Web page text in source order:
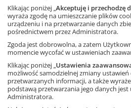
Książka
Edukacja wczesnoszkolna,szkoła
ISBN: 978-83-8118-526-4
Inni klienci
Dowiedz się
Klikając poniżej „Akceptuję i przechodzę
wyraża zgodę na umieszczanie plików
urządzeniu i na przetwarzanie danych
pośrednictwem przez Administratora.
Zgoda jest dobrowolna, a zatem
momencie wycofać w ustawieniach
Klikając poniżej „Ustawienia
możliwość samodzielnej zmiany ustawień
przetwarzanych informacji, a także
podstawą przetwarzania jego danych
Administratora.